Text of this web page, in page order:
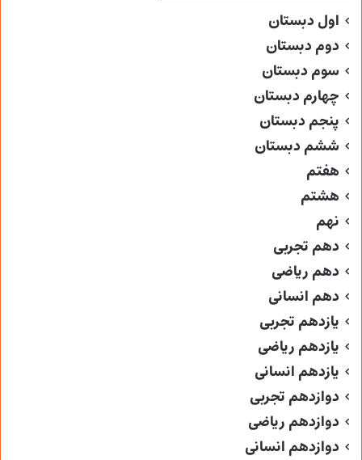
اول دبستان
دوم دبستان
سوم دبستان
چهارم دبستان
پنجم دبستان
ششم دبستان
هفتم
هشتم
نهم
دهم تجربی
دهم ریاضی
دهم انسانی
یازدهم تجربی
یازدهم ریاضی
یازدهم انسانی
دوازدهم تجربی
دوازدهم ریاضی
دوازدهم انسانی